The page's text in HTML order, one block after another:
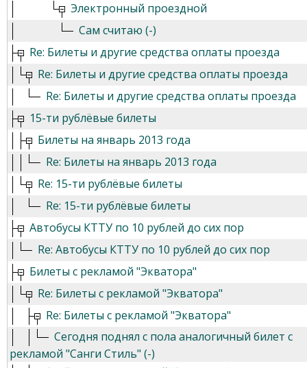
Электронный проездной
Сам считаю (-)
Re: Билеты и другие средства оплаты проезда
Re: Билеты и другие средства оплаты проезда
Re: Билеты и другие средства оплаты проезда
15-ти рублёвые билеты
Билеты на январь 2013 года
Re: Билеты на январь 2013 года
Re: 15-ти рублёвые билеты
Re: 15-ти рублёвые билеты
Автобусы КТТУ по 10 рублей до сих пор
Re: Автобусы КТТУ по 10 рублей до сих пор
Билеты с рекламой "Экватора"
Re: Билеты с рекламой "Экватора"
Re: Билеты с рекламой "Экватора"
Сегодня поднял с пола аналогичный билет с
рекламой "Санги Стиль" (-)